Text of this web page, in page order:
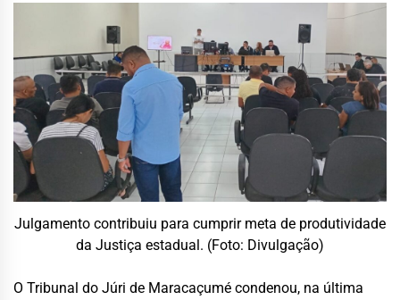
Julgamento contribuiu para cumprir meta de produtividade
da Justiça estadual. (Foto: Divulgação)
O Tribunal do Júri de Maracaçumé condenou, na última